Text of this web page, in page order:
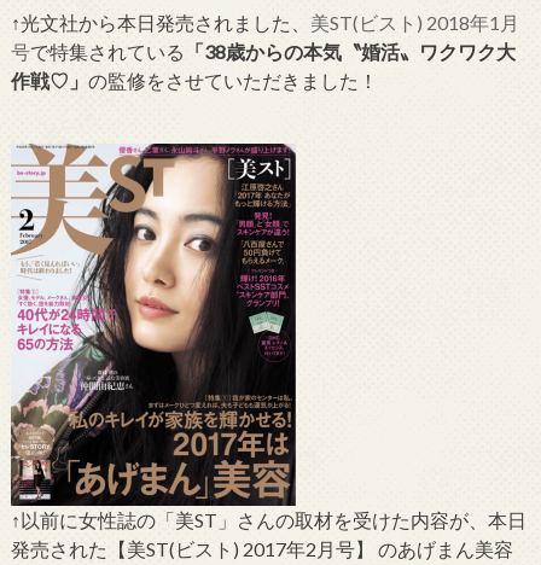
↑光文社から本日発売されました、 美ST(ビスト) 2018年1月
号で特集されている 「38歳からの本気〝婚活〟ワクワク大
作戦♡」 の監修をさせていただきました！
↑以前に女性誌の「美ST」さんの取材を受けた内容が、本日
発売された【美ST(ビスト) 2017年2月号】 のあげまん美容